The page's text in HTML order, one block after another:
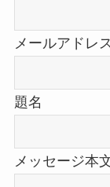
メールアドレ
題名
メッセージ本